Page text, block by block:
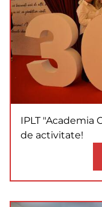
IPLT "Academia
de activitate!